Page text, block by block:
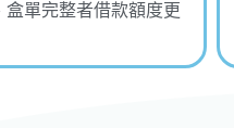
單完整者借款額度更